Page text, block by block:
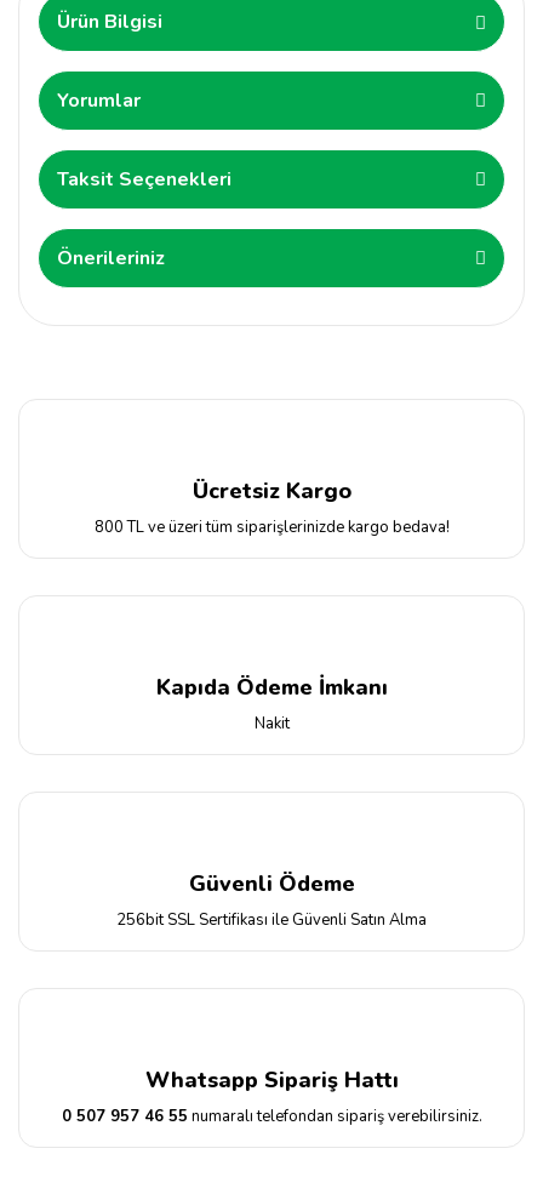
Ürün Bilgisi
Yorumlar
Taksit Seçenekleri
Önerileriniz
Ücretsiz Kargo
800 TL ve üzeri tüm siparişlerinizde kargo bedava!
Kapıda Ödeme İmkanı
Nakit
Güvenli Ödeme
256bit SSL Sertifikası ile Güvenli Satın Alma
Whatsapp Sipariş Hattı
0 507 957 46 55 numaralı telefondan sipariş verebilirsiniz.